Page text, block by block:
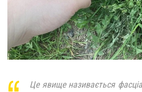
Це явище називається